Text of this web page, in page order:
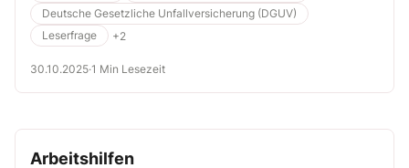
Deutsche Gesetzliche Unfallversicherung (DGUV)
Leserfrage
+2
30.10.2025·1 Min Lesezeit
Arbeitshilfen